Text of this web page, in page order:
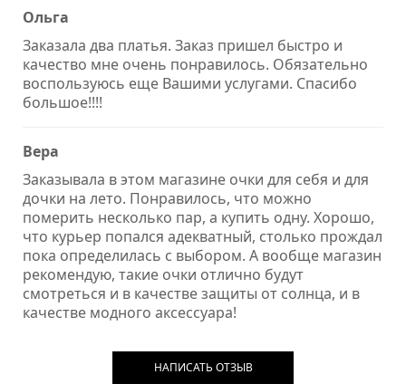
Ольга
Заказала два платья. Заказ пришел быстро и
качество мне очень понравилось. Обязательно
воспользуюсь еще Вашими услугами. Спасибо
большое!!!!
Вера
Заказывала в этом магазине очки для себя и для
дочки на лето. Понравилось, что можно
померить несколько пар, а купить одну. Хорошо,
что курьер попался адекватный, столько прождал
пока определилась с выбором. А вообще магазин
рекомендую, такие очки отлично будут
смотреться и в качестве защиты от солнца, и в
качестве модного аксессуара!
НАПИСАТЬ ОТЗЫВ